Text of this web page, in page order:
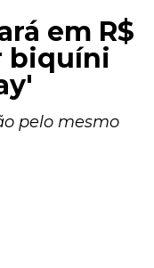
em R$
biquíni
pelo mesmo